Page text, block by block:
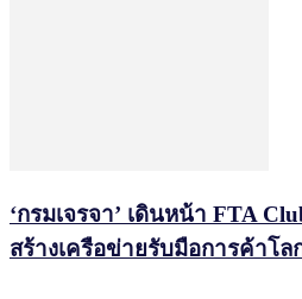
‘กรมเจรจา’ เดินหน้า FTA
สร้างเครือข่ายรับมือการค้าโล